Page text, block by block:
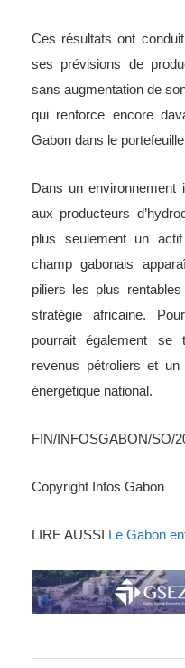
Ces résultats ont
ses prévisions de
sans augmentation de
qui renforce encore
Gabon dans le
Dans un environnement
aux producteurs
plus seulement un
champ gabonais
piliers les plus
stratégie africaine.
pourrait également se
revenus pétroliers et un
énergétique national.
FIN/INFOSGABON/SO/
Copyright Infos Gabon
LIRE AUSSI Le Gabon